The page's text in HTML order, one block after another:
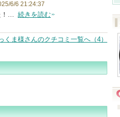
6/6 21:24:37
！… 続きを読む
くま様さんのクチコミ一覧へ（4）